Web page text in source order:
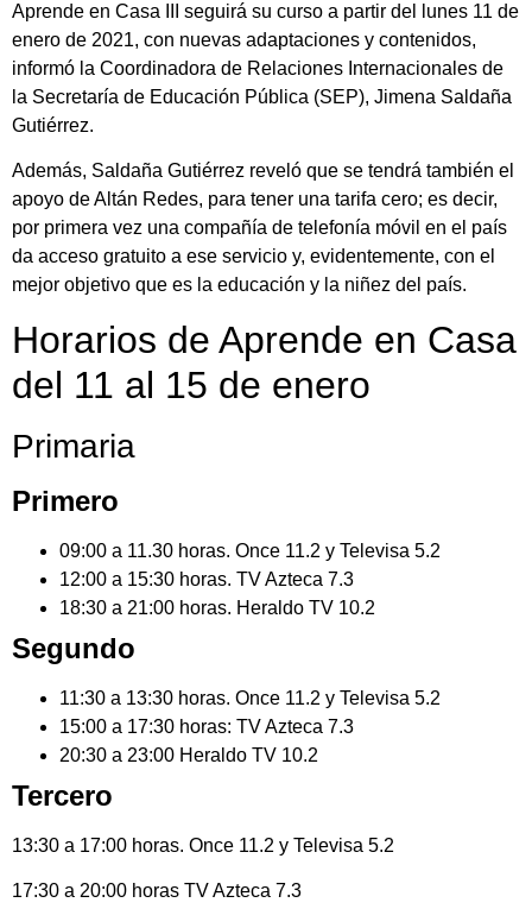
Aprende en Casa III seguirá su curso a partir del lunes 11 de
enero de 2021, con nuevas adaptaciones y contenidos,
informó la Coordinadora de Relaciones Internacionales de
la Secretaría de Educación Pública (SEP), Jimena Saldaña
Gutiérrez.
Además, Saldaña Gutiérrez reveló que se tendrá también el
apoyo de Altán Redes, para tener una tarifa cero; es decir,
por primera vez una compañía de telefonía móvil en el país
da acceso gratuito a ese servicio y, evidentemente, con el
mejor objetivo que es la educación y la niñez del país.
Horarios de Aprende en Casa
del 11 al 15 de enero
Primaria
Primero
09:00 a 11.30 horas. Once 11.2 y Televisa 5.2
12:00 a 15:30 horas. TV Azteca 7.3
18:30 a 21:00 horas. Heraldo TV 10.2
Segundo
11:30 a 13:30 horas. Once 11.2 y Televisa 5.2
15:00 a 17:30 horas: TV Azteca 7.3
20:30 a 23:00 Heraldo TV 10.2
Tercero
13:30 a 17:00 horas. Once 11.2 y Televisa 5.2
17:30 a 20:00 horas TV Azteca 7.3